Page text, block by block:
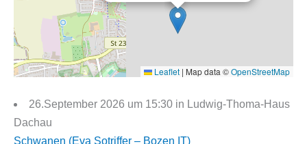
Leaflet | Map data ©OpenStreetMap
26.September 2026 um 15:30 in Ludwig-Thoma-Haus
Dachau
Schwanen (Eva Sotriffer – Bozen IT)